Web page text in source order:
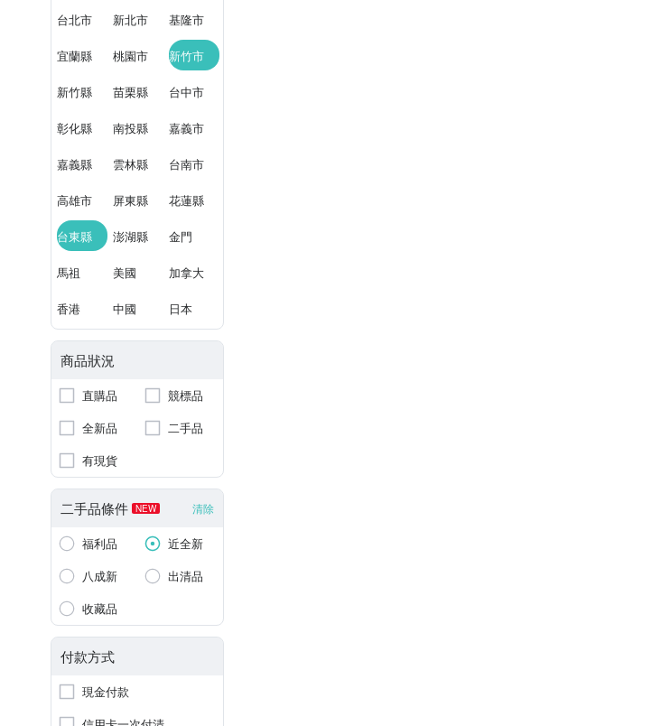
台北市 新北市 基隆市
宜蘭縣 桃園市 新竹市
新竹縣 苗栗縣 台中市
彰化縣 南投縣 嘉義市
嘉義縣 雲林縣 台南市
高雄市 屏東縣 花蓮縣
台東縣 澎湖縣 金門
馬祖 美國 加拿大
香港 中國 日本
商品狀況
直購品
競標品
全新品
二手品
有現貨
二手品條件 NEW 清除
福利品
近全新
八成新
出清品
收藏品
付款方式
現金付款